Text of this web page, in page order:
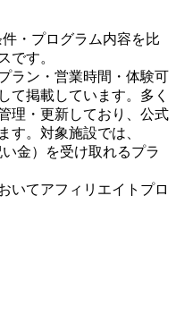
・プログラム内容を比
です。
ラン・営業時間・体験可
て掲載しています。多く
理・更新しており、公式
す。対象施設では、
金）を受け取れるプラ
いてアフィリエイトプロ